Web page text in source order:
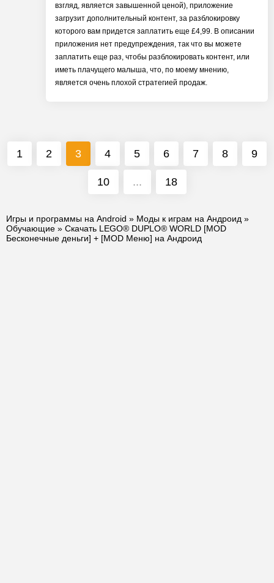
взгляд, является завышенной ценой), приложение
загрузит дополнительный контент, за разблокировку
которого вам придется заплатить еще £4,99. В описании
приложения нет предупреждения, так что вы можете
заплатить еще раз, чтобы разблокировать контент, или
иметь плачущего малыша, что, по моему мнению,
является очень плохой стратегией продаж.
1 2 3 4 5 6 7 8 9
10 ... 18
Игры и программы на Android » Моды к играм на Андроид »
Обучающие » Скачать LEGO® DUPLO® WORLD [MOD
Бесконечные деньги] + [MOD Меню] на Андроид